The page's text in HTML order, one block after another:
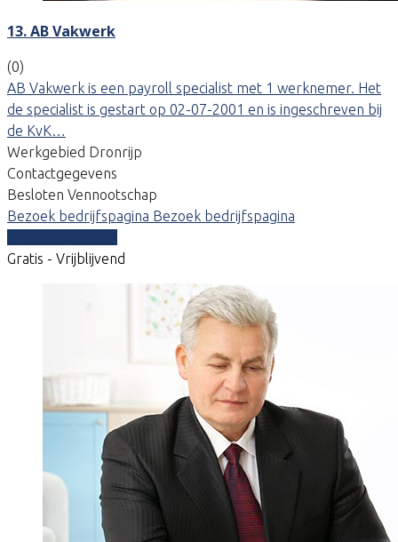
13. AB Vakwerk
(0)
AB Vakwerk is een payroll specialist met 1 werknemer. Het
de specialist is gestart op 02-07-2001 en is ingeschreven bij
de KvK…
Werkgebied Dronrijp
Contactgegevens
Besloten Vennootschap
Bezoek bedrijfspagina Bezoek bedrijfspagina
Gratis - Vrijblijvend